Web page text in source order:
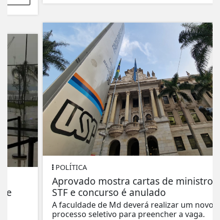
POLÍTICA
Aprovado mostra cartas de ministros do
STF e concurso é anulado
A faculdade de Md deverá realizar um novo
processo seletivo para preencher a vaga.